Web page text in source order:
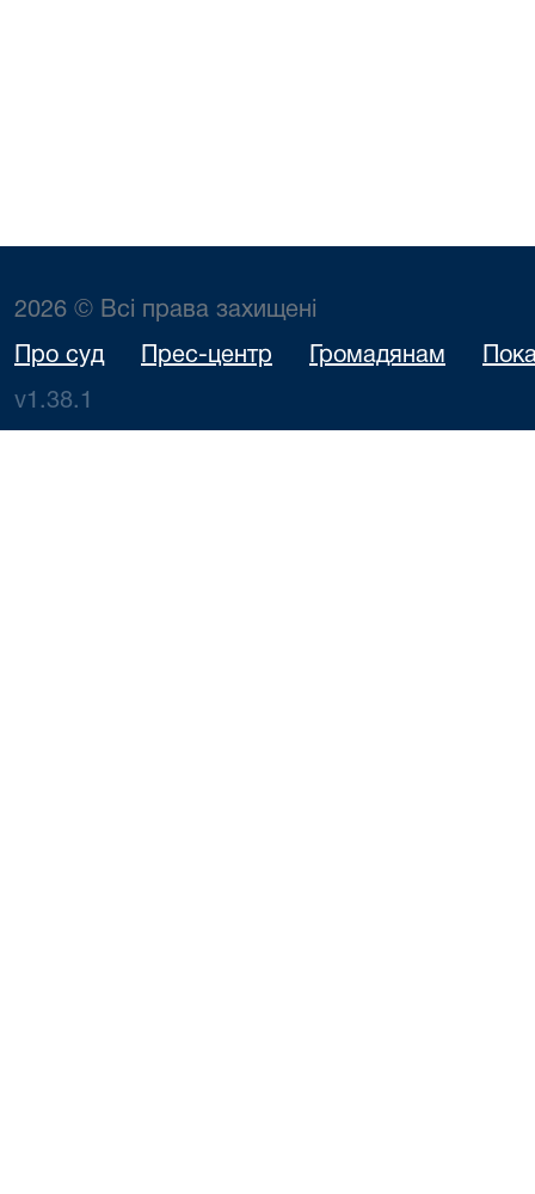
2026 © Всі права захищені
Про суд Прес-центр Громадянам
v1.38.1